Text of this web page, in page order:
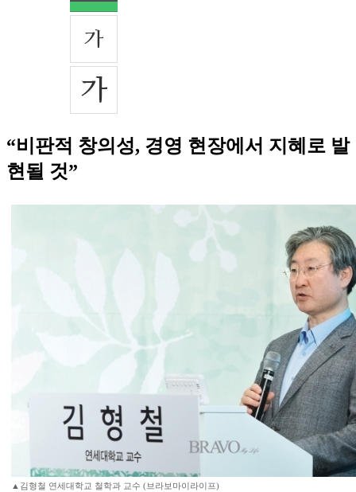
“비판적 창의성, 경영 현장에서 지혜로 발
현될 것”
▲김형철 연세대학교 철학과 교수 (브라보마이라이프)